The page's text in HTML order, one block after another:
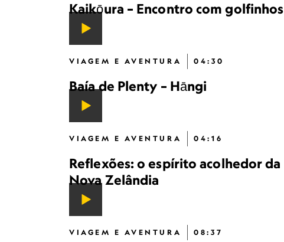
Kaikōura – Encontro com golfinhos
VIAGEM E AVENTURA 04:30
Baía de Plenty – Hāngi
VIAGEM E AVENTURA 04:16
Reflexões: o espírito acolhedor da
Nova Zelândia
VIAGEM E AVENTURA 08:37